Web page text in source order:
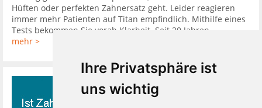
Ihre Privatsphäre ist
uns wichtig
Hüften oder perfekten Zahnersatz geht. Leider reagieren
immer mehr Patienten auf Titan empfindlich. Mithilfe eines
Tests bekommen Sie vorab Klarheit. Seit 20 Jahren ...
mehr >